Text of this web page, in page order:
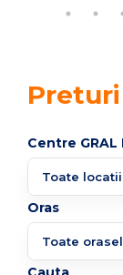
Preturi
Centre GRAL
Oras